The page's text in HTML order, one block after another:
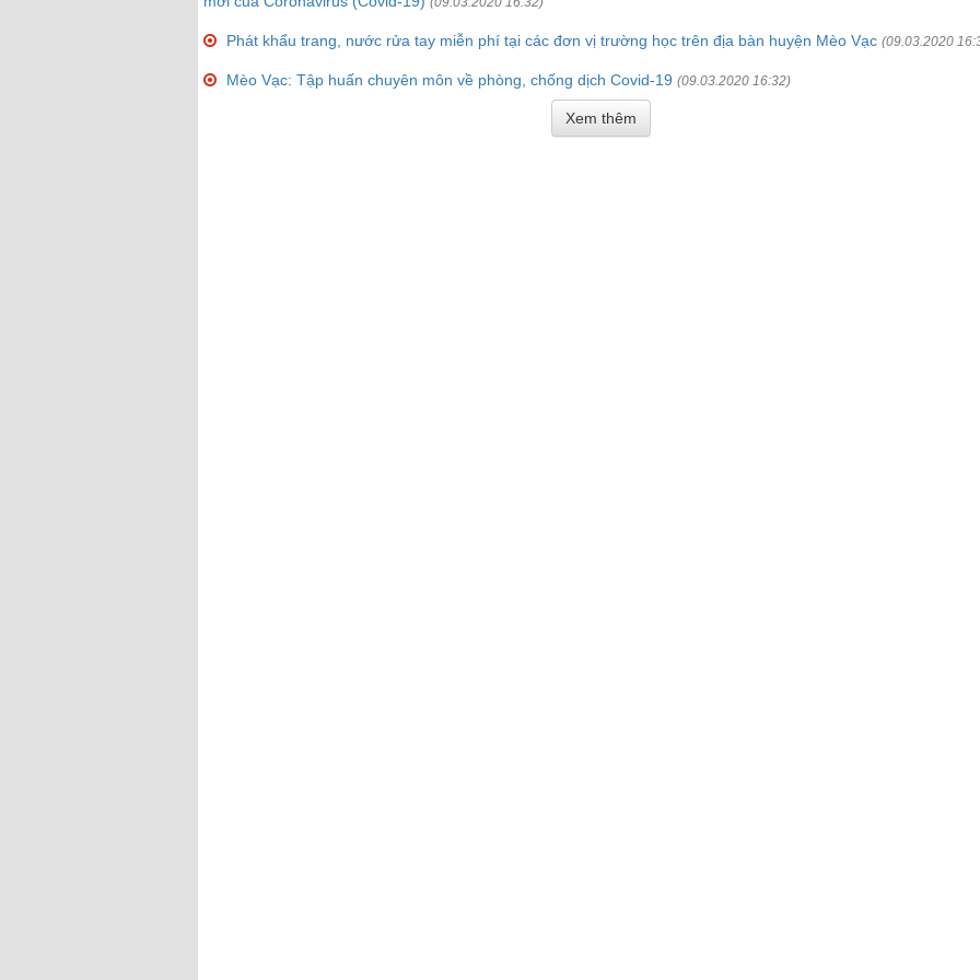
Phát khẩu trang, nước rửa tay miễn phí tại các đơn vị trường học trên địa bàn huyện Mèo Vạc (09.03.2020
Mèo Vạc: Tập huấn chuyên môn về phòng, chống dịch Covid-19 (09.03.2020 16:32)
Xem thêm